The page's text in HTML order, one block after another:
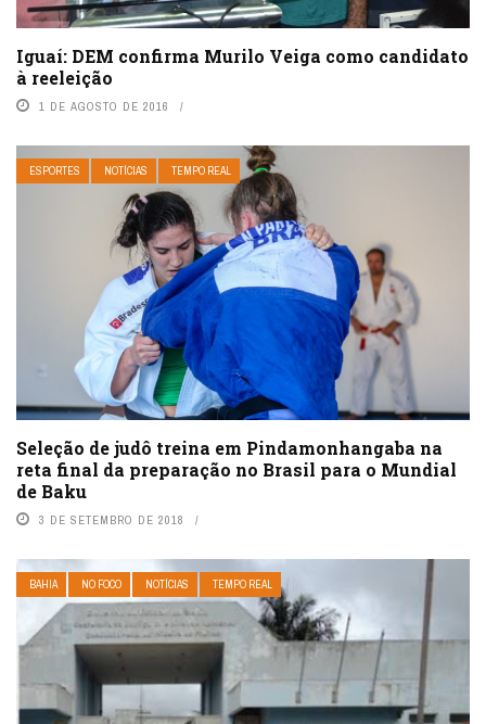
Iguaí: DEM confirma Murilo Veiga como candidato
à reeleição
1 DE AGOSTO DE 2016
ESPORTES NOTÍCIAS TEMPO REAL
Seleção de judô treina em Pindamonhangaba na
reta final da preparação no Brasil para o Mundial
de Baku
3 DE SETEMBRO DE 2018
BAHIA NO FOCO NOTÍCIAS TEMPO REAL